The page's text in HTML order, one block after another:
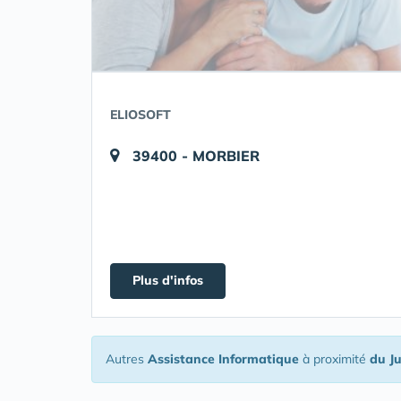
ELIOSOFT
39400 - MORBIER
Plus d'infos
Autres Assistance Informatique à proximité du